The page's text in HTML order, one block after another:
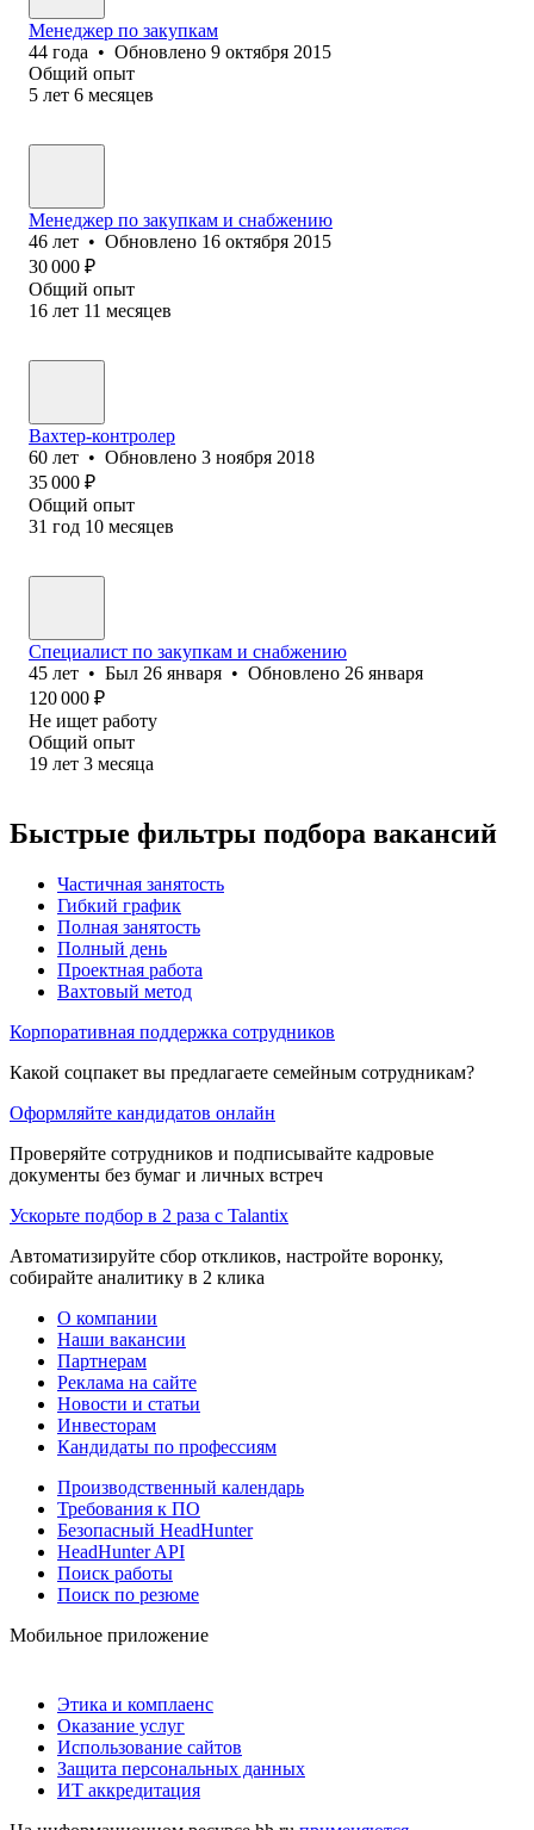
Менеджер по закупкам
44 года • Обновлено 9 октября 2015
Общий опыт
5 лет 6 месяцев
Менеджер по закупкам и снабжению
46 лет • Обновлено 16 октября 2015
30 000 ₽
Общий опыт
16 лет 11 месяцев
Вахтер-контролер
60 лет • Обновлено 3 ноября 2018
35 000 ₽
Общий опыт
31 год 10 месяцев
Специалист по закупкам и снабжению
45 лет • Был 26 января • Обновлено 26 января
120 000 ₽
Не ищет работу
Общий опыт
19 лет 3 месяца
Быстрые фильтры подбора вакансий
Частичная занятость
Гибкий график
Полная занятость
Полный день
Проектная работа
Вахтовый метод
Корпоративная поддержка сотрудников
Какой соцпакет вы предлагаете семейным сотрудникам?
Оформляйте кандидатов онлайн
Проверяйте сотрудников и подписывайте кадровые
документы без бумаг и личных встреч
Ускорьте подбор в 2 раза с Talantix
Автоматизируйте сбор откликов, настройте воронку,
собирайте аналитику в 2 клика
О компании
Наши вакансии
Партнерам
Реклама на сайте
Новости и статьи
Инвесторам
Кандидаты по профессиям
Производственный календарь
Требования к ПО
Безопасный HeadHunter
HeadHunter API
Поиск работы
Поиск по резюме
Мобильное приложение
Этика и комплаенс
Оказание услуг
Использование сайтов
Защита персональных данных
ИТ аккредитация